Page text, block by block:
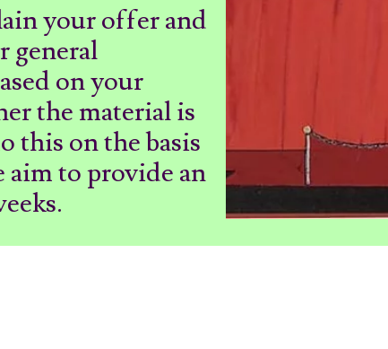
your offer and
general
on your
the material is
this on the basis
to provide an